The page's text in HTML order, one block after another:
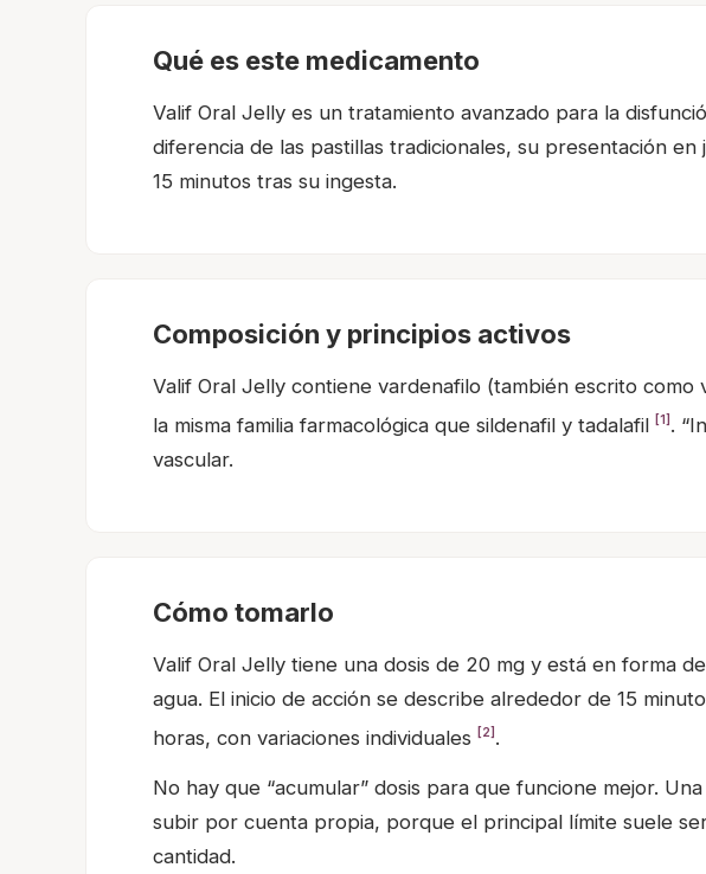
Qué es este medicamento
Valif Oral Jelly es un tratamiento avanzado para la
diferencia de las pastillas tradicionales, su presentación
15 minutos tras su ingesta.
Composición y principios activos
Valif Oral Jelly contiene vardenafilo (también escrito
la misma familia farmacológica que sildenafil y tadalafil [1] .
vascular.
Cómo tomarlo
Valif Oral Jelly tiene una dosis de 20 mg y está en forma
agua. El inicio de acción se describe alrededor de 15
horas, con variaciones individuales
[2] .
No hay que “acumular” dosis para que funcione mejor.
subir por cuenta propia, porque el principal límite suele
cantidad.